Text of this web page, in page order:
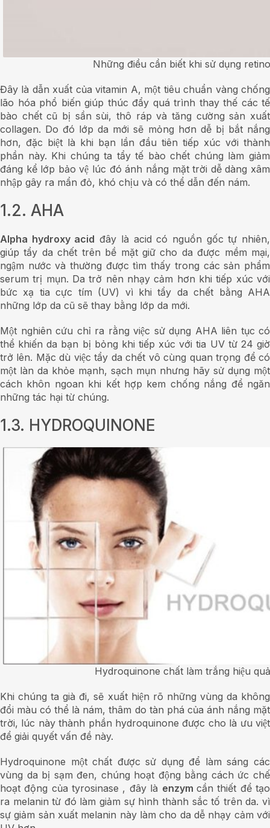
Những điều cần biết khi sử dụng
Đây là dẫn xuất của vitamin A, một tiêu chuẩn vàng chống
lão hóa phổ biến giúp thúc đẩy quá trình thay thế các tế
bào chết cũ bị sần sùi, thô ráp và tăng cường sản xuất
collagen. Do đó lớp da mới sẽ mỏng hơn dễ bị bắt nắng
hơn, đặc biệt là khi bạn lần đầu tiên tiếp xúc với thành
phần này. Khi chúng ta tẩy tế bào chết chúng làm giảm
đáng kể lớp bảo vệ lúc đó ánh nắng mặt trời dễ dàng xâm
nhập gây ra mẩn đỏ, khó chịu và có thể dẫn đến nám.
1.2. AHA
Alpha hydroxy acid đây là acid có nguồn gốc tự nhiên,
giúp tẩy da chết trên bề mặt giữ cho da được mềm mại,
ngậm nước và thường được tìm thấy trong các sản phẩm
serum trị mụn. Da trở nên nhạy cảm hơn khi tiếp xúc với
bức xạ tia cực tím (UV) vì khi tẩy da chết bằng AHA
những lớp da cũ sẽ thay bằng lớp da mới.
Một nghiên cứu chỉ ra rằng việc sử dụng AHA liên tục có
thể khiến da bạn bị bỏng khi tiếp xúc với tia UV từ 24 giờ
trở lên. Mặc dù việc tẩy da chết vô cùng quan trọng để có
một làn da khỏe mạnh, sạch mụn nhưng hãy sử dụng một
cách khôn ngoan khi kết hợp kem chống nắng để ngăn
những tác hại từ chúng.
1.3. HYDROQUINONE
Hydroquinone chất làm trắng hiệu
Khi chúng ta già đi, sẽ xuất hiện rõ những vùng da không
đổi màu có thể là nám, thâm do tàn phá của ánh nắng mặt
trời, lúc này thành phần hydroquinone được cho là ưu việt
để giải quyết vấn đề này.
Hydroquinone một chất được sử dụng để làm sáng các
vùng da bị sạm đen, chúng hoạt động bằng cách ức chế
hoạt động của tyrosinase , đây là enzym cần thiết để tạo
ra melanin từ đó làm giảm sự hình thành sắc tố trên da. vì
sự giảm sản xuất melanin này làm cho da dễ nhạy cảm với